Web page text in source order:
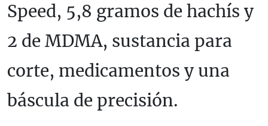
Speed, 5,8 gramos de hachís y
2 de MDMA, sustancia para
corte, medicamentos y una
báscula de precisión.